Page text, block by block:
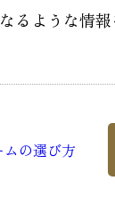
るような情報
の選び方